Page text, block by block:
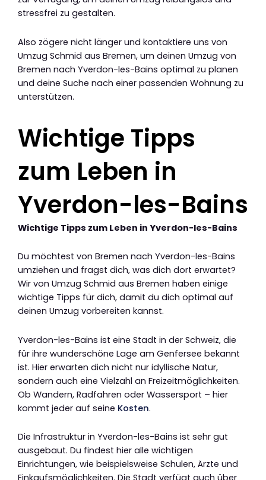
stressfrei zu gestalten.
Also zögere nicht länger und kontaktiere uns von
Umzug Schmid aus Bremen, um deinen Umzug von
Bremen nach Yverdon-les-Bains optimal zu planen
und deine Suche nach einer passenden Wohnung zu
unterstützen.
Wichtige Tipps
zum Leben in
Yverdon-les-Bains
Wichtige Tipps zum Leben in Yverdon-les-Bains
Du möchtest von Bremen nach Yverdon-les-Bains
umziehen und fragst dich, was dich dort erwartet?
Wir von Umzug Schmid aus Bremen haben einige
wichtige Tipps für dich, damit du dich optimal auf
deinen Umzug vorbereiten kannst.
Yverdon-les-Bains ist eine Stadt in der Schweiz, die
für ihre wunderschöne Lage am Genfersee bekannt
ist. Hier erwarten dich nicht nur idyllische Natur,
sondern auch eine Vielzahl an Freizeitmöglichkeiten.
Ob Wandern, Radfahren oder Wassersport – hier
kommt jeder auf seine Kosten.
Die Infrastruktur in Yverdon-les-Bains ist sehr gut
ausgebaut. Du findest hier alle wichtigen
Einrichtungen, wie beispielsweise Schulen, Ärzte und